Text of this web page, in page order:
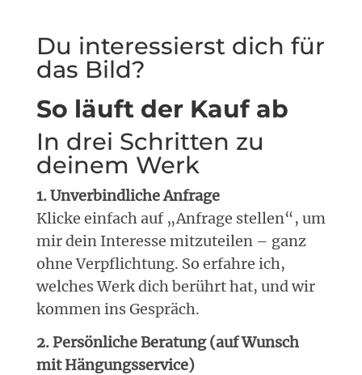
Du interessierst dich für
das Bild?
So läuft der Kauf ab
In drei Schritten zu
deinem Werk
1. Unverbindliche Anfrage
Klicke einfach auf „Anfrage stellen“, um
mir dein Interesse mitzuteilen – ganz
ohne Verpflichtung. So erfahre ich,
welches Werk dich berührt hat, und wir
kommen ins Gespräch.
2. Persönliche Beratung (auf Wunsch
mit Hängungsservice)